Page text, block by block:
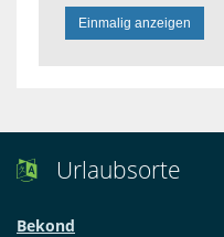
Einmalig anzeigen
 Urlaubsorte
Bekond